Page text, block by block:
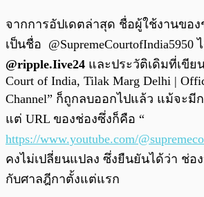
จากการอัปเดตล่าสุด ชื่อผู้ใช้งานขอ
เป็นชื่อ @SupremeCourtofIndia5950
@ripple.Iive24 และประวัติเดิมที่เขียน
Court of India, Tilak Marg Delhi |
Channel” ก็ถูกลบออกไปแล้ว แม้จะมี
แต่ URL ของช่องซึ่งก็คือ “
https://www.youtube.com/
คงไม่เปลี่ยนแปลง ซึ่งยืนยันได้ว่า ช่อ
กับศาลฎีกาตั้งแต่แรก